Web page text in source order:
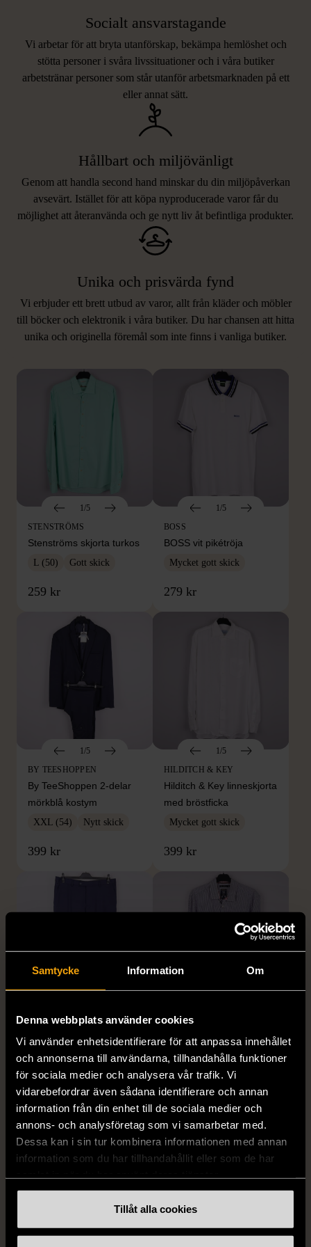
Samtycke Information Om
Denna webbplats använder cookies
Vi använder enhetsidentifierare för att anpassa innehållet
och annonserna till användarna, tillhandahålla funktioner
för sociala medier och analysera vår trafik. Vi
vidarebefordrar även sådana identifierare och annan
information från din enhet till de sociala medier och
annons- och analysföretag som vi samarbetar med.
Dessa kan i sin tur kombinera informationen med annan
information som du har tillhandahållit eller som de har
Tillåt alla cookies
Socialt ansvarstagande
Vi arbetar för att bryta utanförskap, bekämpa hemlöshet och
stötta personer i svåra livssituationer och i våra butiker
arbetstränar personer som står utanför arbetsmarknaden på ett
eller annat sätt.
Hållbart och miljövänligt
Genom att handla second hand minskar du din miljöpåverkan
avsevärt. Istället för att köpa nyproducerade varor får du
möjlighet att återanvända och ge nytt liv åt befintliga produkter.
Unika och prisvärda fynd
Vi erbjuder ett brett utbud av varor, allt från kläder och möbler
till böcker och elektronik i våra butiker. Du har chansen att hitta
unika och originella föremål som inte finns i vanliga butiker.
LIKNANDE PRODUKTER
Hitta produkter som påminner om denna
1/5
STENSTRÖMS
Stenströms skjorta turkos
L (50) Gott skick
259 kr
1/5
BOSS
BOSS vit pikétröja
Mycket gott skick
279 kr
1/5
BY TEESHOPPEN
By TeeShoppen 2-delar
mörkblå kostym
XXL (54) Nytt skick
399 kr
1/5
HILDITCH & KEY
Hilditch & Key linneskjorta
med bröstficka
Mycket gott skick
399 kr
DRESSMANN
Dressmann -
Kostymbyxor med
pressveck
Gott skick
159 kr
Bondelid - Randig skjorta
- Blå vit
XL (52)
Mycket gott skick
199 kr